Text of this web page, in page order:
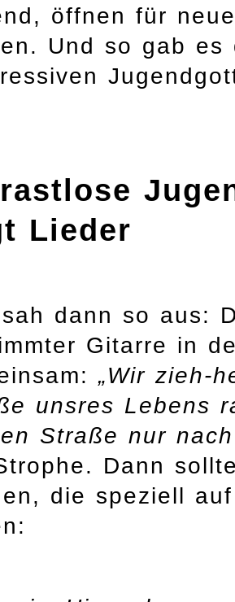
öffnen für
Und so gab es
Lieder
dann so aus:
Gitarre in
„Wir zieh-
unsres Lebens
Straße nur
Dann
die speziell